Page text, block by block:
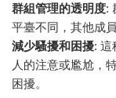
群組管理的透明度:
平臺不同，其他成
減少騷擾和困擾: 這
人的注意或尷尬，
困擾。